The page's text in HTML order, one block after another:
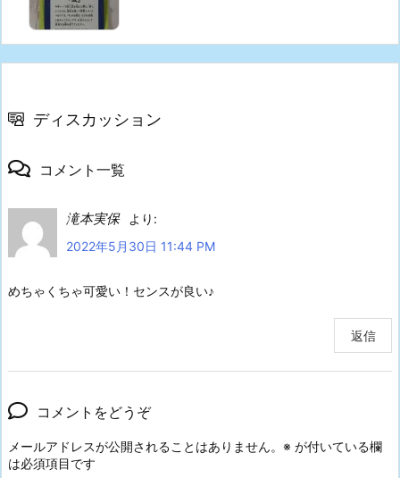
ディスカッション
コメント一覧
滝本実保
より:
2022年5月30日 11:44 PM
めちゃくちゃ可愛い！センスが良い♪
返信
コメントをどうぞ
メールアドレスが公開されることはありません。 ※ が付いている欄
は必須項目です